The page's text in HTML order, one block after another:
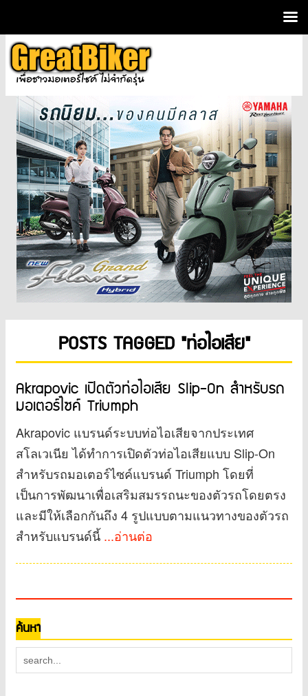
POSTS TAGGED "ท่อไอเสีย"
Akrapovic เปิดตัวท่อไอเสีย Slip-On สำหรับรถ
มอเตอร์ไซค์ Triumph
Akrapovic แบรนด์ระบบท่อไอเสียจากประเทศ
สโลเวเนีย ได้ทำการเปิดตัวท่อไอเสียแบบ Slip-On
สำหรับรถมอเตอร์ไซค์แบรนด์ Triumph โดยที่
เป็นการพัฒนาเพื่อเสริมสมรรถนะของตัวรถโดยตรง
และมีให้เลือกกันถึง 4 รูปแบบตามแนวทางของตัวรถ
สำหรับแบรนด์นี้ ...อ่านต่อ
ค้นหา